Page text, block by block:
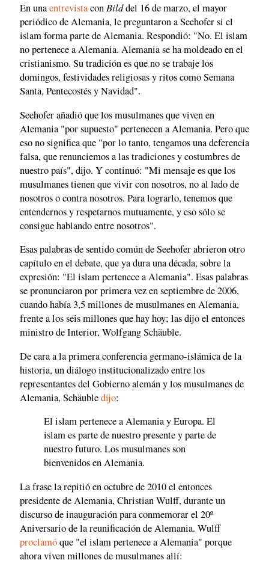
En unaentrevistacon Bilddel 16 de marzo, el mayor
periódico de Alemania, le preguntaron a Seehofer si el
islam forma parte de Alemania. Respondió: "No. El islam
no pertenece a Alemania. Alemania se ha moldeado en el
cristianismo. Su tradición es que no se trabaje los
domingos, festividades religiosas y ritos como Semana
Santa, Pentecostés y Navidad".
Seehofer añadió que los musulmanes que viven en
Alemania "por supuesto" pertenecen a Alemania. Pero que
eso no significa que "por lo tanto, tengamos una deferencia
falsa, que renunciemos a las tradiciones y costumbres de
nuestro país", dijo. Y continuó: "Mi mensaje es que los
musulmanes tienen que vivir con nosotros, no al lado de
nosotros o contra nosotros. Para lograrlo, tenemos que
entendernos y respetarnos mutuamente, y eso sólo se
consigue hablando entre nosotros".
Esas palabras de sentido común de Seehofer abrieron otro
capítulo en el debate, que ya dura una década, sobre la
expresión: "El islam pertenece a Alemania". Esas palabras
se pronunciaron por primera vez en septiembre de 2006,
cuando había 3,5 millones de musulmanes en Alemania,
frente a los seis millones que hay hoy; las dijo el entonces
ministro de Interior, Wolfgang Schäuble.
De cara a la primera conferencia germano-islámica de la
historia, un diálogo institucionalizado entre los
representantes del Gobierno alemán y los musulmanes de
Alemania, Schäubledijo:
El islam pertenece a Alemania y Europa. El
islam es parte de nuestro presente y parte de
nuestro futuro. Los musulmanes son
bienvenidos en Alemania.
La frase la repitió en octubre de 2010 el entonces
presidente de Alemania, Christian Wulff, durante un
discurso de inauguración para conmemorar el 20º
Aniversario de la reunificación de Alemania. Wulff
proclamóque "el islam pertenece a Alemania" porque
ahora viven millones de musulmanes allí: